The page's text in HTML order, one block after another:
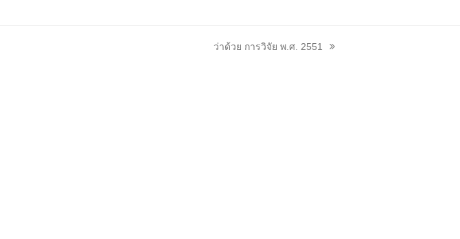
next
ว่าด้วย การวิจัย พ.ศ. 2551